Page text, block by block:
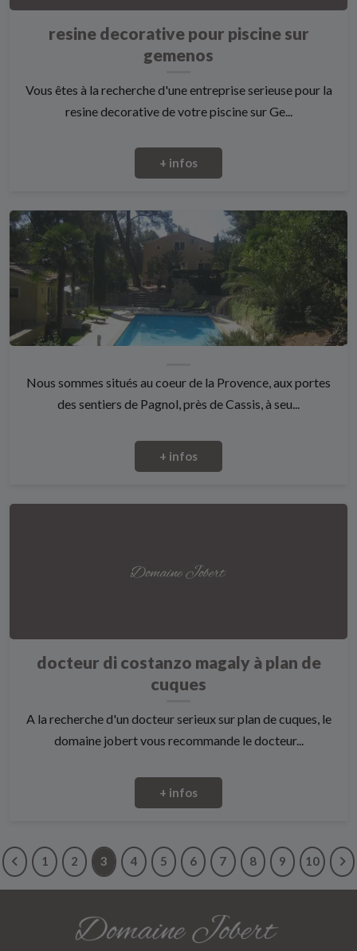
resine decorative pour piscine sur
gemenos
Vous êtes à la recherche d'une entreprise serieuse pour la
resine decorative de votre piscine sur Ge...
+ infos
Nous sommes situés au coeur de la Provence, aux portes
des sentiers de Pagnol, près de Cassis, à seu...
+ infos
docteur di costanzo magaly à plan de
cuques
A la recherche d'un docteur serieux sur plan de cuques, le
domaine jobert vous recommande le docteur...
+ infos
1 2 3 4 5 6 7 8 9 10